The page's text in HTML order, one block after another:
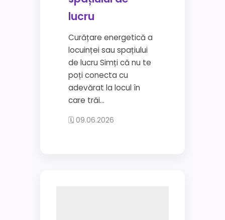
lucru
Curățare energetică a
locuinței sau spațiului
de lucru Simți că nu te
poți conecta cu
adevărat la locul în
care trăi...
🗓 09.06.2026